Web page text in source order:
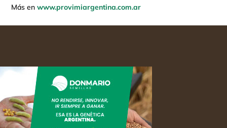
Más enwww.provimiargentina.com.ar